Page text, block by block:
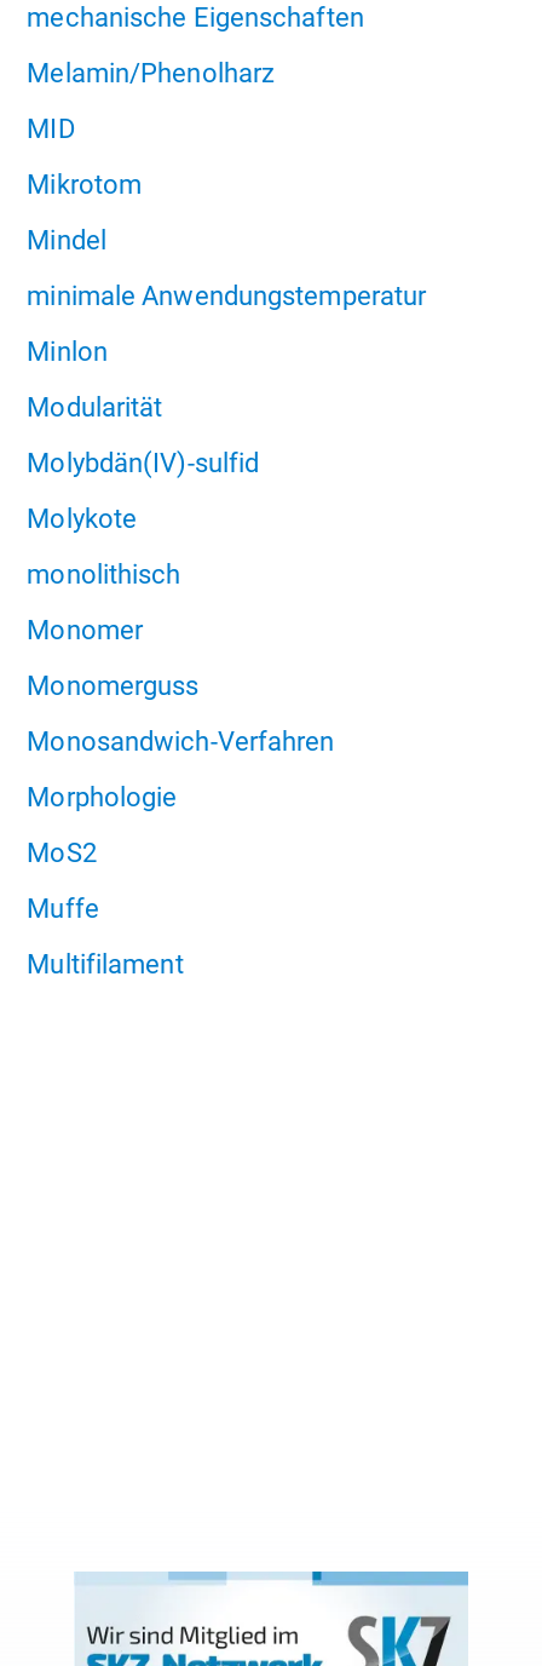
mechanische Eigenschaften
Melamin/Phenolharz
MID
Mikrotom
Mindel
minimale Anwendungstemperatur
Minlon
Modularität
Molybdän(IV)-sulfid
Molykote
monolithisch
Monomer
Monomerguss
Monosandwich-Verfahren
Morphologie
MoS2
Muffe
Multifilament